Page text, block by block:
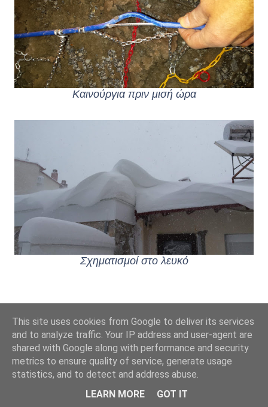
Καινούργια πριν μισή ώρα
Σχηματισμοί στο λευκό
This site uses cookies from Google to deliver its services
and to analyze traffic. Your IP address and user-agent are
shared with Google along with performance and security
metrics to ensure quality of service, generate usage
statistics, and to detect and address abuse.
LEARN MORE
GOT IT